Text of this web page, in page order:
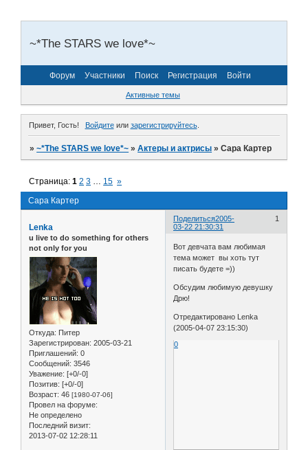
~*The STARS we love*~
Форум Участники Поиск Регистрация Войти
Активные темы
Привет, Гость! Войдитеили зарегистрируйтесь.
»~*The STARS we love*~ »Актеры и актрисы »Сара Картер
Сара Картер
Страница:1 2 3 … 15 »
Поделиться 1
2005-
03-22 21:30:31
Lenka
u live to do something for others
not only for you
Откуда: Питер
Зарегистрирован: 2005-03-21
Приглашений: 0
Сообщений: 3546
Уважение: [+0/-0]
Позитив: [+0/-0]
Возраст: 46 [1980-07-06]
Провел на форуме:
Не определено
Последний визит:
2013-07-02 12:28:11
Вот девчата вам любимая
тема может вы хоть тут
писать будете =))
Обсудим любимую девушку
Дрю!
Отредактировано Lenka
(2005-04-07 23:15:30)
0